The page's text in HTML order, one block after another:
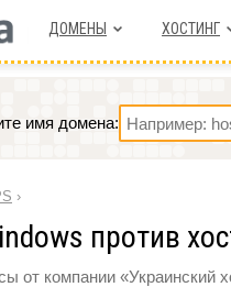
ДОМЕНЫ ХОСТИНГ
имя домена:
›
против
от компании «Украинский